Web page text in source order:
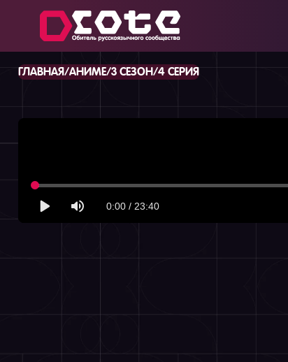
ГЛАВНАЯ/АНИМЕ/3 СЕЗОН/4 СЕРИЯ